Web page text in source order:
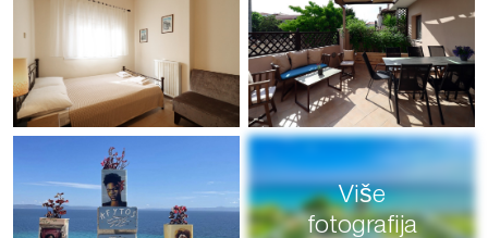
Više
fotografija